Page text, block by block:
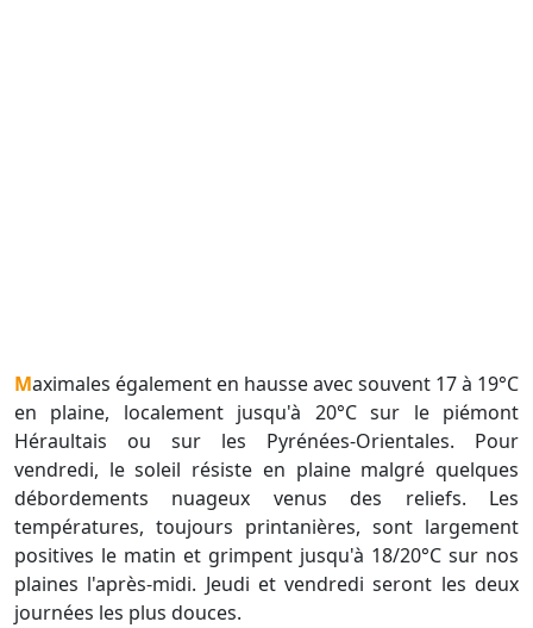
Maximales également en hausse avec souvent 17 à 19°C
en plaine, localement jusqu'à 20°C sur le piémont
Héraultais ou sur les Pyrénées-Orientales. Pour
vendredi, le soleil résiste en plaine malgré quelques
débordements nuageux venus des reliefs. Les
températures, toujours printanières, sont largement
positives le matin et grimpent jusqu'à 18/20°C sur nos
plaines l'après-midi. Jeudi et vendredi seront les deux
journées les plus douces.